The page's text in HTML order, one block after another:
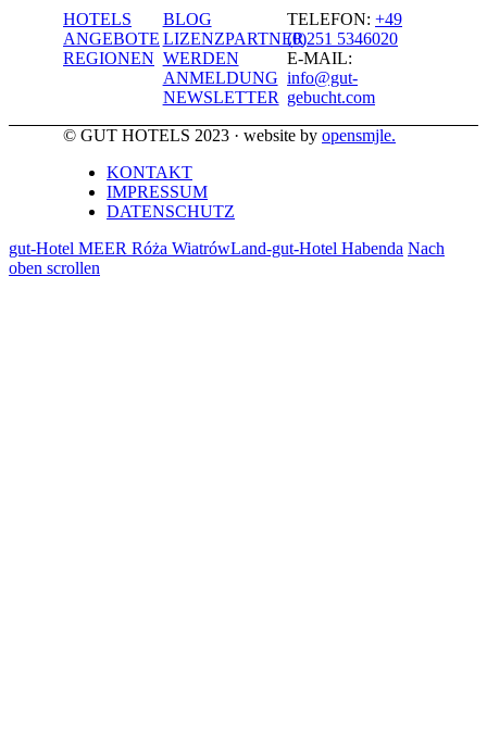
HOTELS
ANGEBOTE
REGIONEN
BLOG
LIZENZPARTNER
WERDEN
ANMELDUNG
NEWSLETTER
TELEFON: +49
(0)251 5346020
E-MAIL:
info@gut-
gebucht.com
© GUT HOTELS 2023 · website by opensmjle.
KONTAKT
IMPRESSUM
DATENSCHUTZ
gut-Hotel MEER Róża WiatrówLand-gut-Hotel Habenda Nach
oben scrollen